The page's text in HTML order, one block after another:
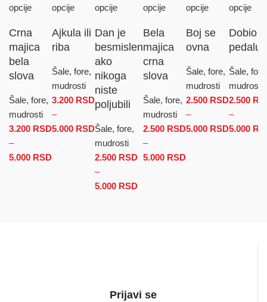
opcije
Crna
majica
bela
slova
Šale, fore,
mudrosti
3.200 RSD
–
5.000 RSD Raspon cena: od 3.200 RSD do 5.000 RSD
opcije
Ajkula ili
riba
Šale, fore,
mudrosti
3.200 RSD
–
5.000 RSDRaspon cena: od 3.200 RSD do
5.000 RSD
opcije
Dan je
besmislen
ako
nikoga
niste
poljubili
Šale, fore,
mudrosti
2.500 RSD
–
5.000 RSD
opcije
Bela
majica
crna
slova
Šale, fore,
mudrosti
2.500 RSD
–
5.000 RSD
opcije
Boj se
ovna
Šale, fore,
mudrosti
2.500 RSD
–
5.000 RSDRaspon
opcije
Dobio
pedalu
Šale,
mudrosti
2.500
–
5.000
Prijavi se